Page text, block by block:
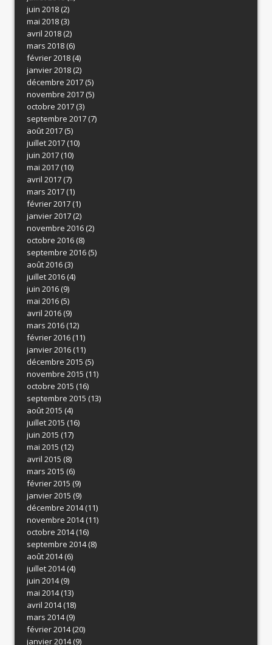
juin 2018(2)
mai 2018(3)
avril 2018(2)
mars 2018(6)
février 2018(4)
janvier 2018(2)
décembre 2017(5)
novembre 2017(5)
octobre 2017(3)
septembre 2017(7)
août 2017(5)
juillet 2017(10)
juin 2017(10)
mai 2017(10)
avril 2017(7)
mars 2017(1)
février 2017(1)
janvier 2017(2)
novembre 2016(2)
octobre 2016(8)
septembre 2016(5)
août 2016(3)
juillet 2016(4)
juin 2016(9)
mai 2016(5)
avril 2016(9)
mars 2016(12)
février 2016(11)
janvier 2016(11)
décembre 2015 (5)
novembre 2015 (11)
octobre 2015 (16)
septembre 2015 (13)
août 2015 (4)
juillet 2015 (16)
juin 2015 (17)
mai 2015 (12)
avril 2015 (8)
mars 2015 (6)
février 2015 (9)
janvier 2015 (9)
décembre 2014(11)
novembre 2014(11)
octobre 2014(16)
septembre 2014(8)
août 2014(6)
juillet 2014(4)
juin 2014(9)
mai 2014(13)
avril 2014(18)
mars 2014(9)
février 2014(20)
janvier 2014(9)